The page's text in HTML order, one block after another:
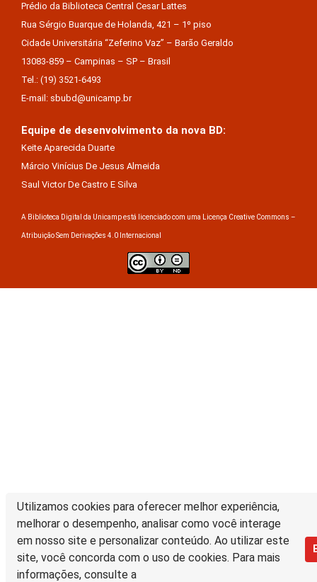
Utilizamos cookies para oferecer melhor experiência,
melhorar o desempenho, analisar como você interage
em nosso site e personalizar conteúdo. Ao utilizar este
site, você concorda com o uso de cookies. Para mais
informações, consulte a
Prédio da Biblioteca Central Cesar Lattes
Rua Sérgio Buarque de Holanda, 421 – 1º piso
Cidade Universitária “Zeferino Vaz” – Barão Geraldo
13083-859 – Campinas – SP – Brasil
Tel.: (19) 3521-6493
E-mail: sbubd@unicamp.br
Equipe de desenvolvimento da nova BD:
Keite Aparecida Duarte
Márcio Vinícius De Jesus Almeida
Saul Victor De Castro E Silva
A Biblioteca Digital da Unicamp está licenciado com uma Licença Creative Commons –
Atribuição Sem Derivações 4.0 Internacional